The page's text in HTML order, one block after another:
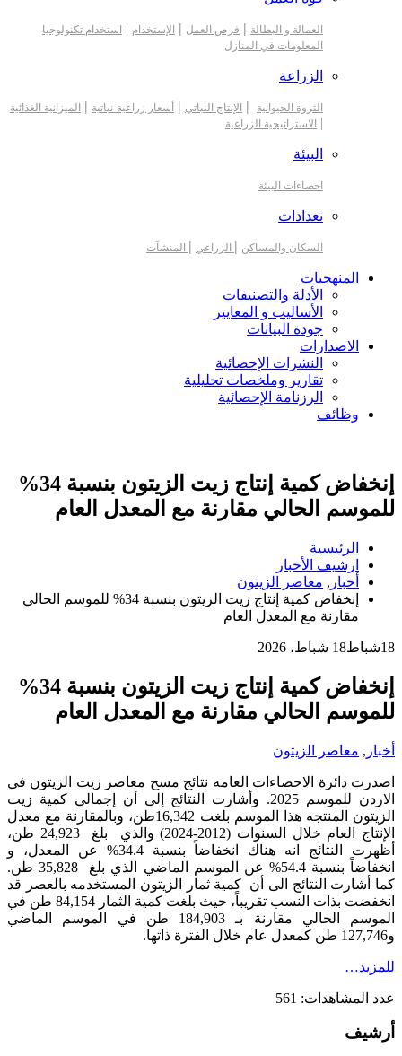
العمالة و البطالة | فرص العمل | الإستخدام |
استخدام تكنولوجيا
المعلومات في المنازل
الزراعة
الثروة الحيوانية | الإنتاج النباتي | أسعار زراعية-نباتية | الميزانية الغذائية
| الاستراتيجية الزراعية
البيئة
احصاءات البيئة
تعدادات
السكان والمساكن | الزراعي | المنشآت
المنهجيات
الأدلة والتصنيفات
الأساليب و المعايير
جودة البيانات
الاصدارات
النشرات الإحصائية
تقارير وملخصات تحليلية
الرزنامة الإحصائية
وظائف
إنخفاض كمية إنتاج زيت الزيتون بنسبة 34%
للموسم الحالي مقارنة مع المعدل العام
الرئيسية
ارشيف الأخبار
أخبار , معاصر الزيتون
إنخفاض كمية إنتاج زيت الزيتون بنسبة 34% للموسم الحالي
مقارنة مع المعدل العام
18شباط18 شباط، 2026
إنخفاض كمية إنتاج زيت الزيتون بنسبة 34%
للموسم الحالي مقارنة مع المعدل العام
أخبار , معاصر الزيتون
اصدرت دائرة الاحصاءات العامه نتائج مسح معاصر زيت الزيتون في
الاردن للموسم 2025. وأشارت النتائج إلى أن إجمالي كمية زيت
الزيتون المنتجه هذا الموسم بلغت 16,342طن، وبالمقارنة مع معدل
الإنتاج العام خلال السنوات (2012-2024) والذي بلغ 24,923 طن،
أظهرت النتائج انه هناك انخفاضاً بنسبة 34.4% عن المعدل، و
انخفاضاً بنسبة 54.4% عن الموسم الماضي الذي بلغ 35,828 طن.
كما أشارت النتائج الى أن كمية ثمار الزيتون المستخدمه بالعصر قد
انخفضت بذات النسب تقريباً، حيث بلغت كمية الثمار 84,154 طن في
الموسم الحالي مقارنة بـ 184,903 طن في الموسم الماضي
و127,746 طن كمعدل عام خلال الفترة ذاتها.
للمزيد…
عدد المشاهدات: 561
أرشيف